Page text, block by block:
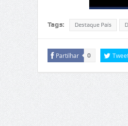
Tags: Destaque País
Partilhar 0